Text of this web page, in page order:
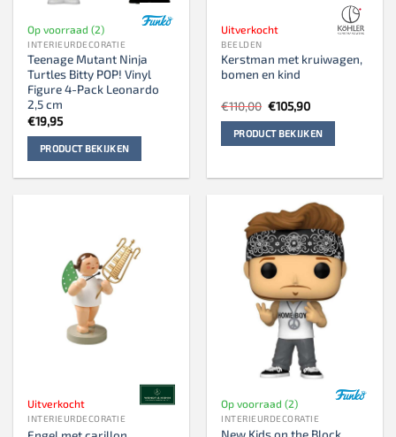
Op voorraad (2)
INTERIEURDECORATIE
Teenage Mutant Ninja
Turtles Bitty POP! Vinyl
Figure 4-Pack Leonardo
2,5 cm
€19,95
PRODUCT BEKIJKEN
Uitverkocht
BEELDEN
Kerstman met kruiwagen,
bomen en kind
€110,00 Oorspronkelijke
prijs
was:
€110,00.
€105,90Huidige
is:
€105,90.
PRODUCT BEKIJKEN
Uitverkocht
INTERIEURDECORATIE
Op voorraad (2)
INTERIEURDECORATIE
New Kids on the Block